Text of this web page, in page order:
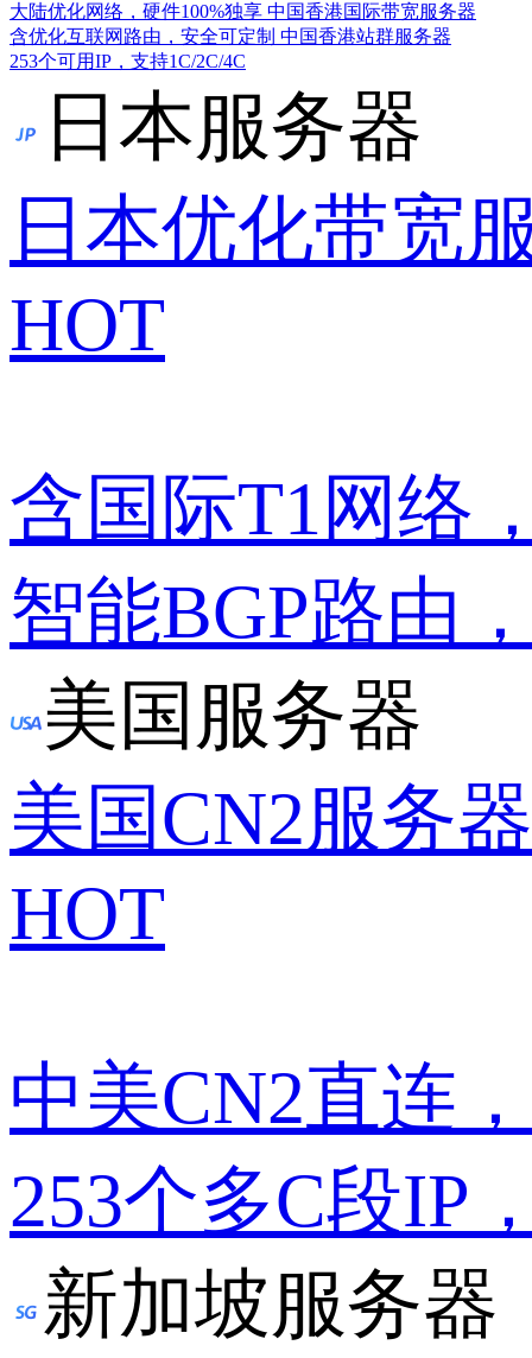
大陆优化网络，硬件100%独享 中国香港国际带宽服务器
含优化互联网路由，安全可定制 中国香港站群服务器
253个可用IP，支持1C/2C/4C
日本服务器
日本优化带宽
HOT
含国际T1网络
智能BGP路由
美国服务器
美国CN2服务器
HOT
中美CN2直连
253个多C段IP
新加坡服务器